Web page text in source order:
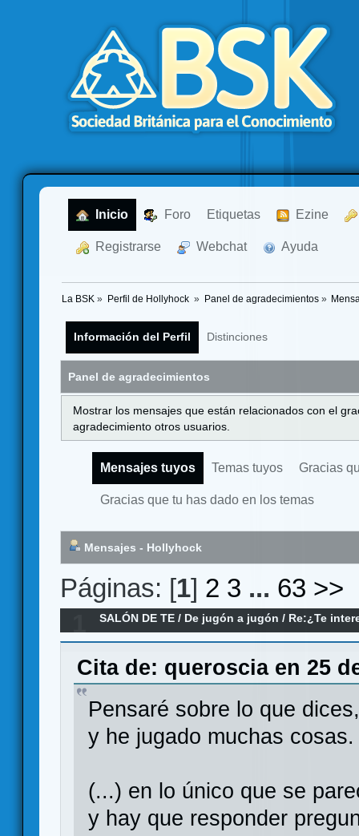
Inicio Foro Etiquetas Ezine
Registrarse Webchat Ayuda
La BSK » Perfil de Hollyhock » Panel de agradecimientos»
Información del Perfil Distinciones
Panel de agradecimientos
Mostrar los mensajes que están relacionados con el
agradecimiento otros usuarios.
Mensajes tuyos Temas tuyos Gracias
Gracias que tu has dado en los temas
Mensajes - Hollyhock
Páginas: [1] 2 3 ... 63 >>
SALÓN DE TE / De jugón a jugón / Re:¿Te
supervitaminado?
Cita de: queroscia en 25
Pensaré sobre lo que
y he jugado muchas cosas.
(...) en lo único que se
y hay que responder